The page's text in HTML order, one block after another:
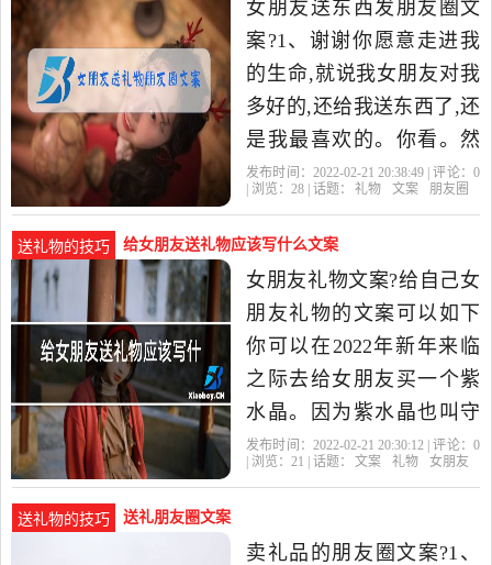
女朋友送东西发朋友圈文
案?1、谢谢你愿意走进我
的生命,就说我女朋友对我
多好的,还给我送东西了,还
是我最喜欢的。你看。然
后你再给朋友圈发照片 2、
发布时间：2022-02-21 20:38:49 | 评论： 0
| 浏览： 28 | 话题： 礼物 文案 朋友圈
送礼物的技巧 给女朋友送礼物应该写什么文案
女朋友礼物文案?给自己女
朋友礼物的文案可以如下
你可以在2022年新年来临
之际去给女朋友买一个紫
水晶。因为紫水晶也叫守
护爱情水晶,它的价位一般
发布时间：2022-02-21 20:30:12 | 评论： 0
| 浏览： 21 | 话题： 文案 礼物 女朋友
送礼物的技巧 送礼朋友圈文案
卖礼品的朋友圈文案?1、